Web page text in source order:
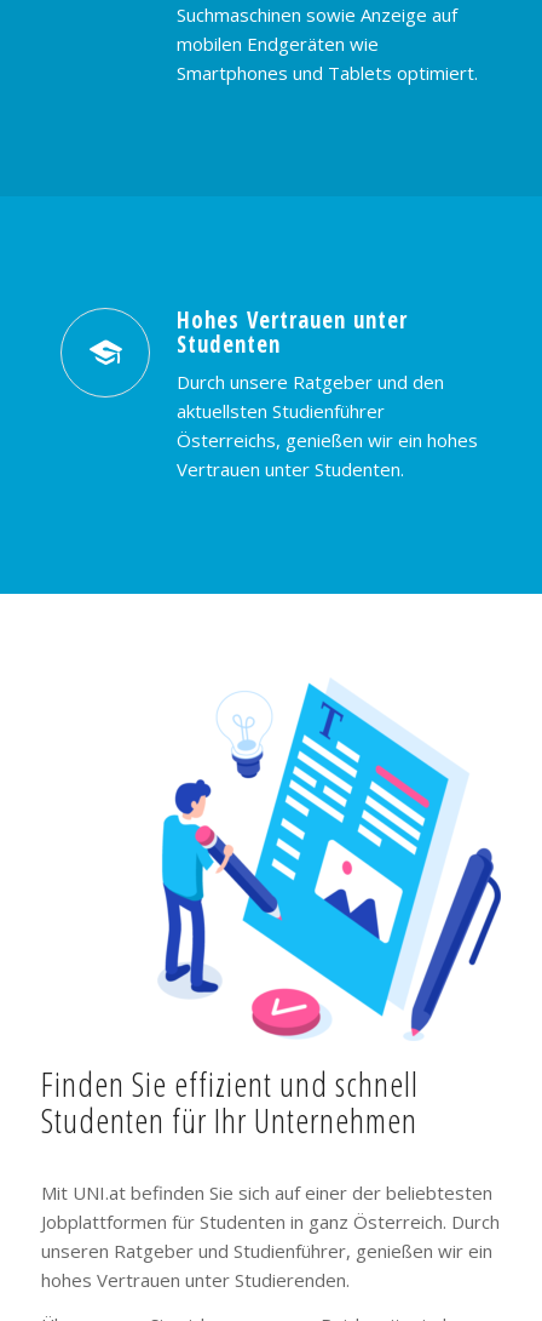
Suchmaschinen sowie Anzeige auf
mobilen Endgeräten wie
Smartphones und Tablets optimiert.
Hohes Vertrauen unter
Studenten
Durch unsere Ratgeber und den
aktuellsten Studienführer
Österreichs, genießen wir ein hohes
Vertrauen unter Studenten.
Finden Sie effizient und schnell
Studenten für Ihr Unternehmen
Mit UNI.at befinden Sie sich auf einer der beliebtesten
Jobplattformen für Studenten in ganz Österreich. Durch
unseren Ratgeber und Studienführer, genießen wir ein
hohes Vertrauen unter Studierenden.